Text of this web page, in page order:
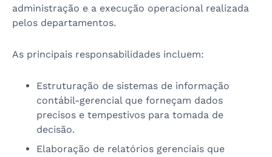
administração e a execução operacional realizada
pelos departamentos.
As principais responsabilidades incluem:
Estruturação de sistemas de informação
contábil-gerencial que forneçam dados
precisos e tempestivos para tomada de
decisão.
Elaboração de relatórios gerenciais que